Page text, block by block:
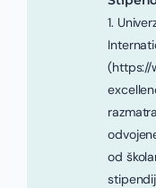
1.
(https://
od